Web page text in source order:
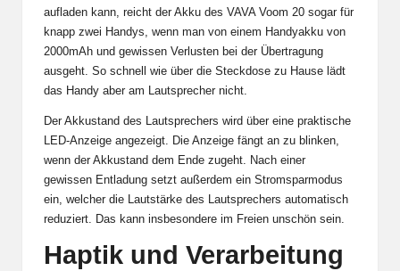
aufladen kann, reicht der Akku des VAVA Voom 20 sogar für
knapp zwei Handys, wenn man von einem Handyakku von
2000mAh und gewissen Verlusten bei der Übertragung
ausgeht. So schnell wie über die Steckdose zu Hause lädt
das Handy aber am Lautsprecher nicht.
Der Akkustand des Lautsprechers wird über eine praktische
LED-Anzeige angezeigt. Die Anzeige fängt an zu blinken,
wenn der Akkustand dem Ende zugeht. Nach einer
gewissen Entladung setzt außerdem ein Stromsparmodus
ein, welcher die Lautstärke des Lautsprechers automatisch
reduziert. Das kann insbesondere im Freien unschön sein.
Haptik und Verarbeitung